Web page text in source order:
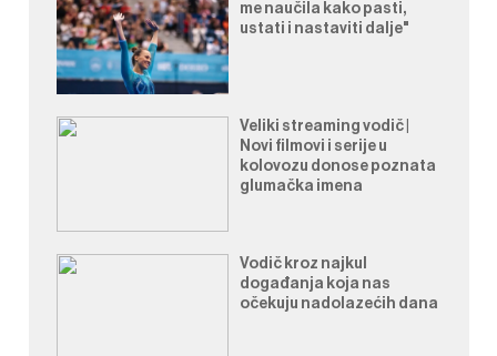
me naučila kako pasti,
ustati i nastaviti dalje"
Veliki streaming vodič |
Novi filmovi i serije u
kolovozu donose poznata
glumačka imena
Vodič kroz najkul
događanja koja nas
očekuju nadolazećih dana